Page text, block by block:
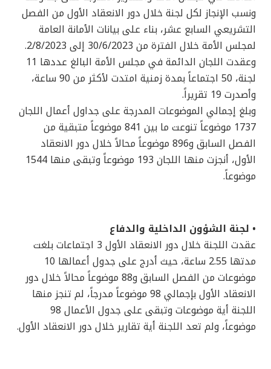
ونسب الإنجاز لكل لجنة خلال دور الانعقاد الأول من الفصل
التشريعي السابع عشر، بناء على بيانات الأمانة العامة
لمجلس الأمة خلال الفترة من 30/6/2023 إلى 2/8/2023.
وعقدت اللجان الدائمة في مجلس الأمة البالغ عددها 11
لجنة، 50 اجتماعاً بمدة زمنية امتدت لأكثر من 90 ساعة،
وأصدرت 19 تقريراً.
وبلغ إجمالي الموضوعات المدرجة على جداول أعمال اللجان
1737 موضوعاً تنوعت ما بين 841 موضوعاً متبقية من
الفصل السابق و896 موضوعاً محالاً خلال دور الانعقاد
الأول، أنجزت منها اللجان 193 موضوعاً وتبقى منها 1544
موضوعاً.
• لجنة الشؤون الداخلية والدفاع
عقدت اللجنة خلال دور الانعقاد الأول 3 اجتماعات بلغت
مدتها 2.55 ساعة، حيث أدرج على جدول أعمالها 10
موضوعات من الفصل السابق و88 موضوعاً محالاً خلال دور
الانعقاد الأول بإجمالي 98 موضوعاً مدرجاً، لم تنجز منها
اللجنة أية موضوعات وتبقى على جدول الأعمال 98
موضوعاً، ولم تعد اللجنة أية تقارير خلال دور الانعقاد الأول.